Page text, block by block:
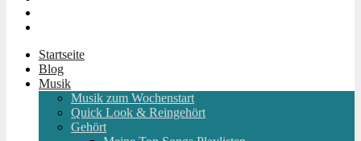
Startseite
Blog
Musik
Musik zum Wochenstart
Quick Look & Reingehört
Gehört